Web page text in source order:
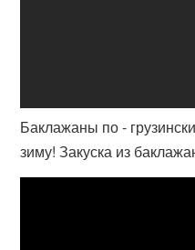
Баклажаны по -
зиму! Закуска из